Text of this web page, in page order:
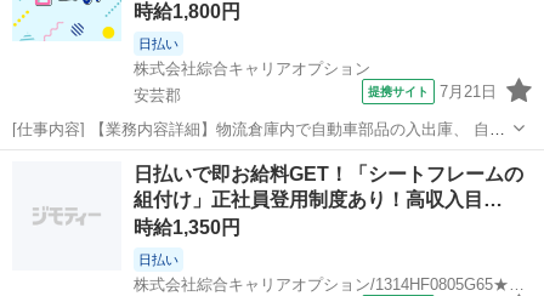
時給1,800円
日払い
株式会社綜合キャリアオプション
安芸郡
提携サイト 7月21日
[仕事内容] 【業務内容詳細】物流倉庫内で自動車部品の入出庫、 自動
車部品の仕訳・検収、 空箱整理、 目視検査、 梱包カウンターフォー
クリフトで部品の運搬作業。 丁寧な研修あります。 充実施設があるの
で休憩時間も安心、 ゆっ...
安芸郡 工場
日払いで即お給料GET！「シートフレームの
組付け」正社員登用制度あり！高収入目…
時給1,350円
日払い
株式会社綜合キャリアオプション/1314HF0805G65★67-S